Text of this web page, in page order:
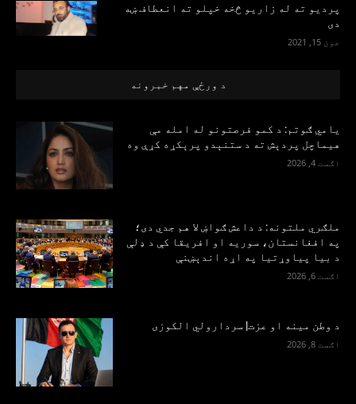
پرديو ته له زاريو څخه خپلو ته انعطاف ښه
دی
جون 15, 2021
د ورځې مهم خبرونه
یامي ګوتم: د کمو فرصتونو له امله مې
هیماچل پردېش ته د ستنېدو پرېکړه کړې وه
اګست 4, 2026
ملګري ملتونه: د داعش ګواښ لا هم جدي دی؛
په افغانستان، سوریه او افریقا کې د ډلې
د بیا پیاوړتیا په اړه اندېښنې
اګست 6, 2026
د وطن مینه او عزت| سردارولي الکوزی
اګست 8, 2026